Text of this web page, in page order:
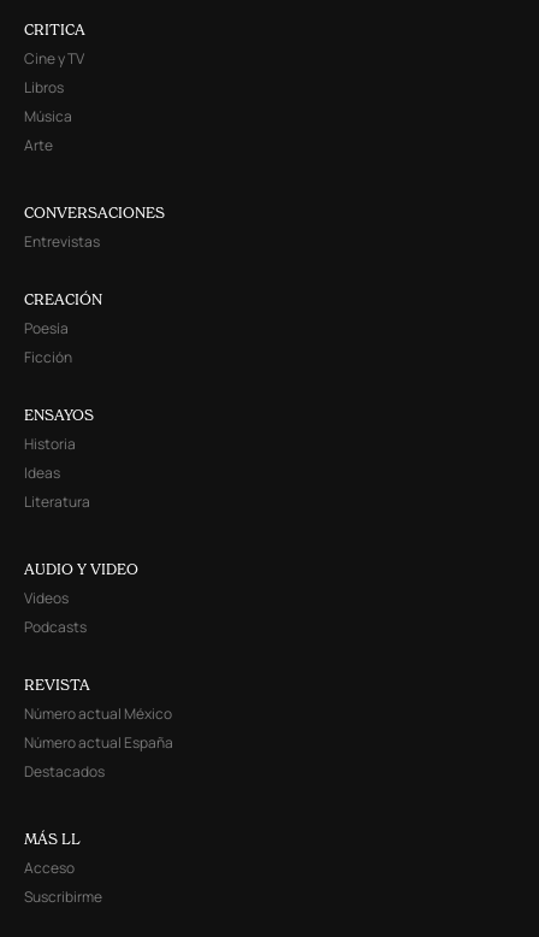
CRITICA
Cine y TV
Libros
Música
Arte
CONVERSACIONES
Entrevistas
CREACIÓN
Poesía
Ficción
ENSAYOS
Historia
Ideas
Literatura
AUDIO Y VIDEO
Videos
Podcasts
REVISTA
Número actual México
Número actual España
Destacados
MÁS LL
Acceso
Suscribirme